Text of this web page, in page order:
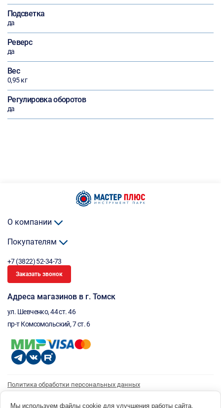
Подсветка
да
Реверс
да
Вес
0,95 кг
Регулировка оборотов
да
О компании
Покупателям
+7 (3822) 52-34-73
Заказать звонок
Адреса магазинов в г. Томск
ул. Шевченко, 44 ст. 46
пр-т Комсомольский, 7 ст. 6
Политика обработки персональных данных
Согласие на получение рассылки
Мы используем файлы cookie для улучшения работы сайта.